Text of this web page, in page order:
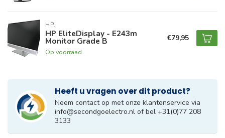
HP.
HP EliteDisplay - E243m
Monitor Grade B
Op voorraad
€79,95
Heeft u vragen over dit product?
Neem contact op met onze klantenservice via
info@secondgoelectro.nl of bel +31(0)77 208
3133